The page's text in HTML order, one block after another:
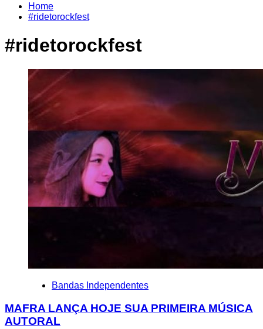
Home
#ridetorockfest
#ridetorockfest
Bandas Independentes
MAFRA LANÇA HOJE SUA PRIMEIRA MÚSICA
AUTORAL